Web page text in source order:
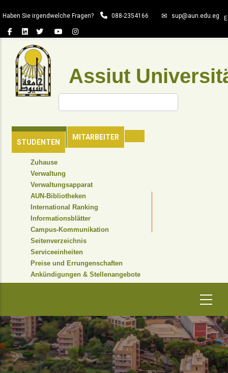
zum
Inhalt
Haben Sie irgendwelche Fragen? 088-2354166 sup@aun.edu.eg
Assiut
MITARBEITER
STUDENTEN
Suche
HEADER
NAVIGATION
Zuhause
Verwaltung
Verwaltungsapparat
AUN-Bibliotheken
International Ranking
Informationsblätter
Campus-Kommunikation
Seitenverzeichnis
Serviceeinheiten
Preise und Errungenschaften
Ankündigungen & Stellenangebote